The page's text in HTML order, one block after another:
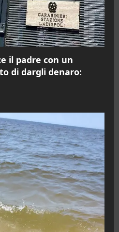
il padre con un
di dargli denaro: